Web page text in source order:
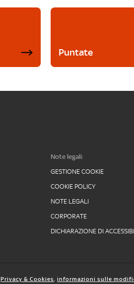
Puntate
Note legali:
GESTIONE COOKIE
COOKIE POLICY
NOTE LEGALI
CORPORATE
DICHIARAZIONE DI
Privacy & Cookies, informazioni sulle